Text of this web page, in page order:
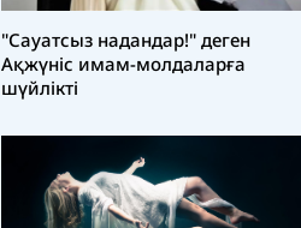
"Сауатсыз надандар!" деген
Ақжүніс имам-молдаларға
шүйлікті